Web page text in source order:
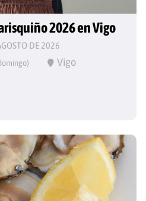
2026 en Vigo
DE 2026
Vigo